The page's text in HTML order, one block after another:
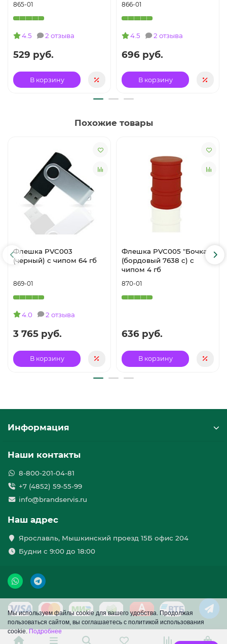
865-01
4.5 2 отзыва
529 руб.
В корзину
866-01
4.5 2 отзыва
696 руб.
В корзину
Похожие товары
Флешка PVC003
(черный) с чипом 64 гб
869-01
4.0 2 отзыва
3 765 руб.
В корзину
Флешка PVC005 "Бочка"
(бордовый 7638 c) с
чипом 4 гб
870-01
636 руб.
В корзину
Мы используем файлы cookie для вашего удобства. Продолжая
пользоваться сайтом, вы соглашаетесь с политикой использования
cookie.Подробнее
Информация
Наши контакты
8-800-201-04-81
+7 (4852) 59-55-99
info@brandservis.ru
Наш адрес
Ярославль, Мышкинский проезд 15Б офис 204
Будни с 9:00 до 18:00